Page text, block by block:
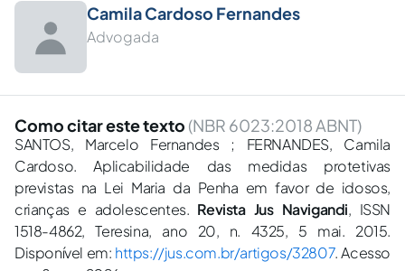
Camila Cardoso Fernandes
Advogada
Como citar este texto (NBR 6023:2018 ABNT)
SANTOS, Marcelo Fernandes ; FERNANDES, Camila
Cardoso. Aplicabilidade das medidas protetivas
previstas na Lei Maria da Penha em favor de idosos,
crianças e adolescentes. Revista Jus Navigandi, ISSN
1518-4862, Teresina, ano 20, n. 4325, 5 mai. 2015.
Disponível em: https://jus.com.br/artigos/32807. Acesso